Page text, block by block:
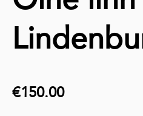
€150.00